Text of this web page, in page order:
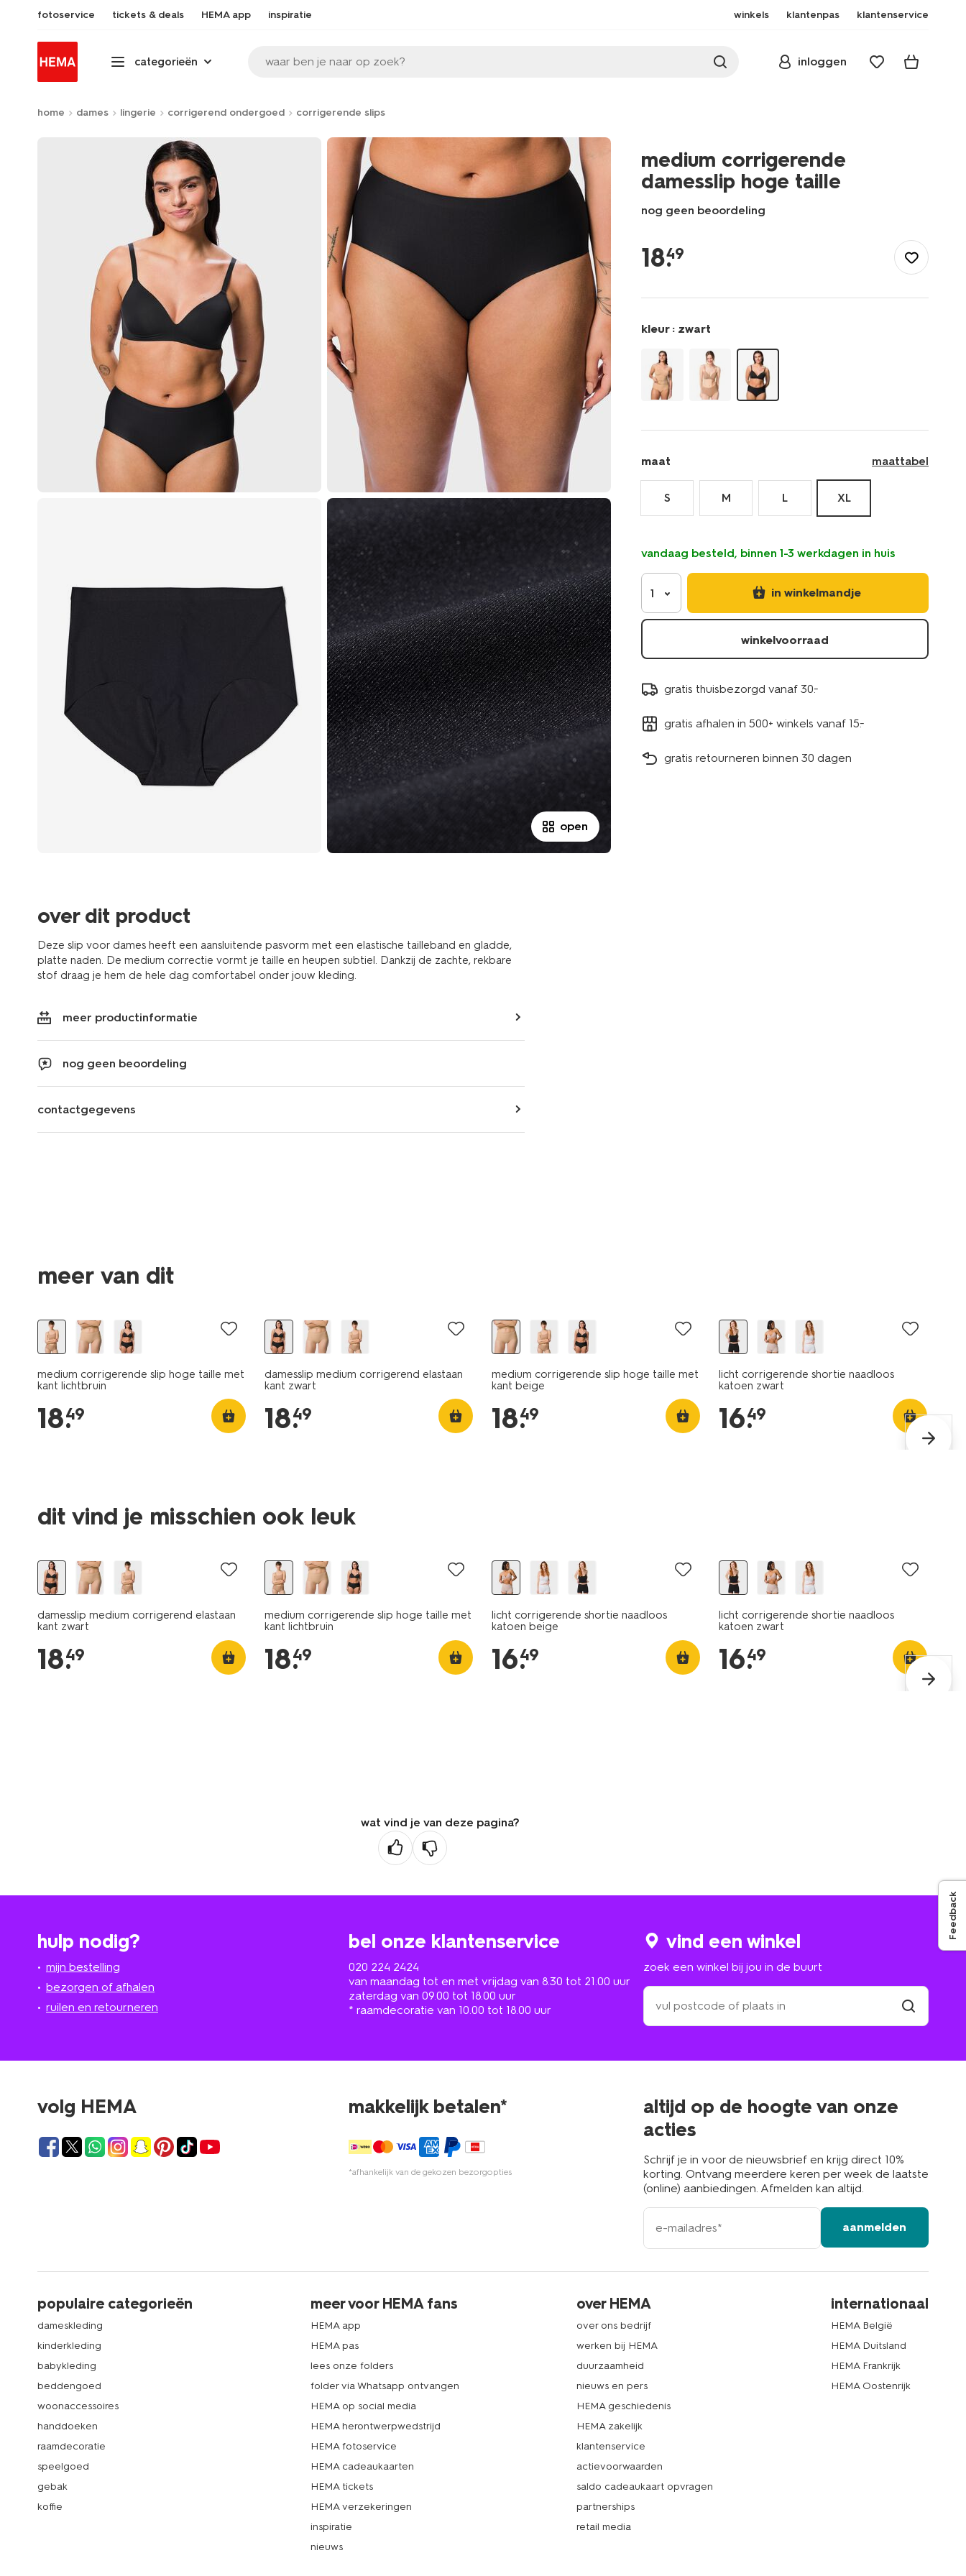
fotoservice tickets & deals HEMA app inspiratie winkels klantenpas klantenservice
categorieën waar ben je naar op zoek? inloggen
home dames lingerie corrigerend ondergoed corrigerende slips
open
over dit product
Deze slip voor dames heeft een aansluitende pasvorm met een elastische tailleband en gladde,
platte naden. De medium correctie vormt je taille en heupen subtiel. Dankzij de zachte, rekbare
stof draag je hem de hele dag comfortabel onder jouw kleding.
meer productinformatie
nog geen beoordeling
contactgegevens
medium corrigerende
damesslip hoge taille
nog geen beoordeling
corrigerende-
18.
49
kleur : zwart
maat maattabel
S M L XL
vandaag besteld, binnen 1-3 werkdagen in huis
1 in winkelmandje
winkelvoorraad
gratis thuisbezorgd vanaf 30.-
gratis afhalen in 500+ winkels vanaf 15.-
gratis retourneren binnen 30 dagen
meer van dit
medium corrigerende slip hoge taille met
kant lichtbruin
18.
49
damesslip medium corrigerend elastaan
kant zwart
18.
49
medium corrigerende slip hoge taille met
kant beige
18.
49
licht corrigerende shortie naadloos
katoen zwart
16.
49
dit vind je misschien ook leuk
damesslip medium corrigerend elastaan
kant zwart
18.
49
medium corrigerende slip hoge taille met
kant lichtbruin
18.
49
licht corrigerende shortie naadloos
katoen beige
16.
49
licht corrigerende shortie naadloos
katoen zwart
16.
49
wat vind je van deze pagina?
hulp nodig?
mijn bestelling
bezorgen of afhalen
ruilen en retourneren
bel onze klantenservice
020 224 2424
van maandag tot en met vrijdag van 8.30 tot 21.00 uur
zaterdag van 09.00 tot 18.00 uur
* raamdecoratie van 10.00 tot 18.00 uur
vind een winkel
zoek een winkel bij jou in de buurt
zoek
een
winkel
in
volg HEMA makkelijk betalen*
*afhankelijk van de gekozen bezorgopties
altijd op de hoogte van onze
acties
Schrijf je in voor de nieuwsbrief en krijg direct 10%
korting. Ontvang meerdere keren per week de laatste
(online) aanbiedingen. Afmelden kan altijd.
e-
mailadres
aanmelden
populaire categorieën
dameskleding
kinderkleding
babykleding
beddengoed
woonaccessoires
handdoeken
raamdecoratie
speelgoed
gebak
koffie
meer voor HEMA fans
HEMA app
HEMA pas
lees onze folders
folder via Whatsapp ontvangen
HEMA op social media
HEMA herontwerpwedstrijd
HEMA fotoservice
HEMA cadeaukaarten
HEMA tickets
HEMA verzekeringen
inspiratie
nieuws
over HEMA
over ons bedrijf
werken bij HEMA
duurzaamheid
nieuws en pers
HEMA geschiedenis
HEMA zakelijk
klantenservice
actievoorwaarden
saldo cadeaukaart opvragen
partnerships
retail media
internationaal
HEMA België
HEMA Duitsland
HEMA Frankrijk
HEMA Oostenrijk
Feedback